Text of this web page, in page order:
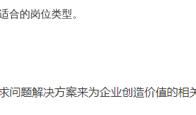
的岗位类型。